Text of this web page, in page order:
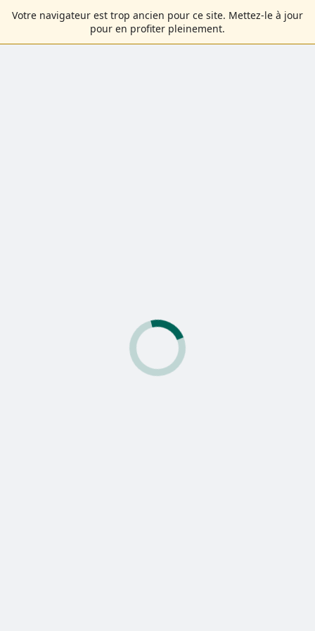
Votre navigateur est trop ancien pour ce site. Mettez-le à jour
pour en profiter pleinement.